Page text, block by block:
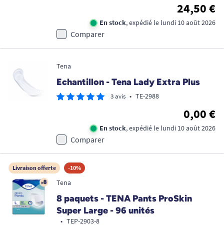
24,50 €
En stock, expédié le lundi 10 août 2026
Comparer
Tena
Echantillon - Tena Lady Extra Plus
3 avis • TE-2988
0,00 €
En stock, expédié le lundi 10 août 2026
Comparer
Livraison offerte -10%
Tena
8 paquets - TENA Pants ProSkin
Super Large - 96 unités
• TEP-2903-8